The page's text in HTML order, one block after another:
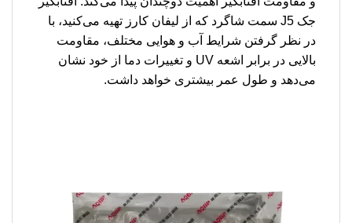
جک J5 سمت شاگرد که از لیفان کارز تهیه می‌کنید، با
در نظر گرفتن شرایط آب و هوایی مختلف، مقاومت
بالایی در برابر اشعه UV و تغییرات دما از خود نشان
می‌دهد و طول عمر بیشتری خواهد داشت.